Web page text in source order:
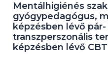
Mentálhigiénés
gyógypedagógus,
képzésben lévő
transzperszonális
képzésben lévő